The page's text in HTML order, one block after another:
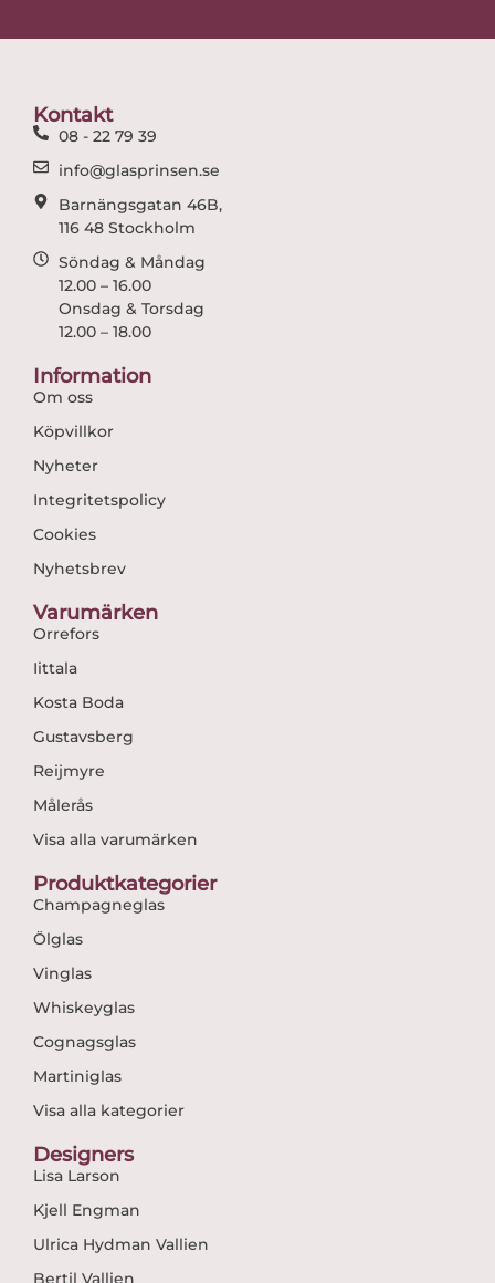
Kontakt
08 - 22 79 39
info@glasprinsen.se
Barnängsgatan 46B,
116 48 Stockholm
Söndag & Måndag
12.00 – 16.00
Onsdag & Torsdag
12.00 – 18.00
Information
Om oss
Köpvillkor
Nyheter
Integritetspolicy
Cookies
Nyhetsbrev
Varumärken
Orrefors
Iittala
Kosta Boda
Gustavsberg
Reijmyre
Målerås
Visa alla varumärken
Produktkategorier
Champagneglas
Ölglas
Vinglas
Whiskeyglas
Cognagsglas
Martiniglas
Visa alla kategorier
Designers
Lisa Larson
Kjell Engman
Ulrica Hydman Vallien
Bertil Vallien